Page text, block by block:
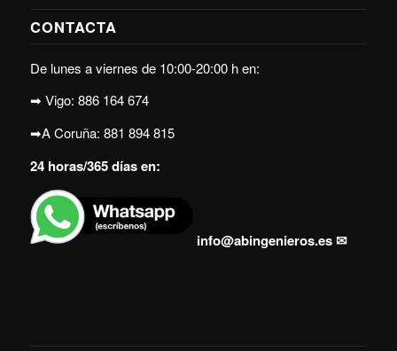
CONTACTA
De lunes a viernes de 10:00-20:00 h en:
➡ Vigo: 886 164 674
➡A Coruña: 881 894 815
24 horas/365 días en:
info@abingenieros.es✉